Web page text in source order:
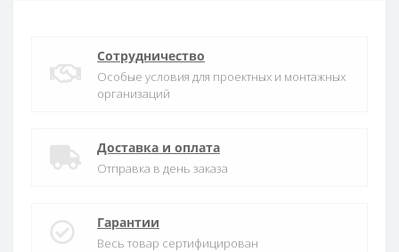
Сотрудничество
Особые условия для проектных и монтажных
организаций
Доставка и оплата
Отправка в день заказа
Гарантии
Весь товар сертифицирован